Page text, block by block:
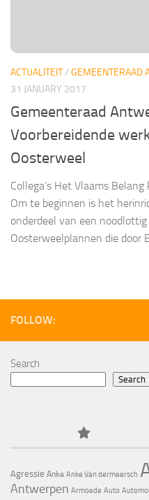
ACTUALITEIT/ GEMEENTERAAD
31 JANUARY 2017
Gemeenteraad
Voorbereidende
Oosterweel
Collega’s Het Vlaams
Om te beginnen is het
onderdeel van een
Oosterweelplannen die door
FOLLOW:
Search
Search
Agressie Anke Anke Van dermeersch
Antwerpen Armoede Auto